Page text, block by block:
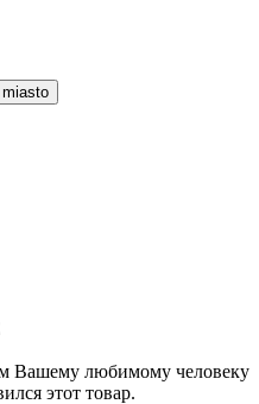
Вашему любимому человеку
этот товар.